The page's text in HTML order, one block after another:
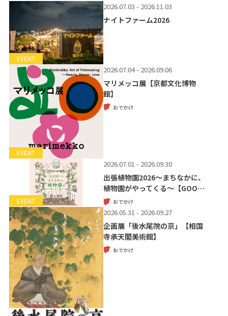
EVENT
2026.07.03 - 2026.11.03
ナイトファーム2026
EVENT
2026.07.04 - 2026.09.06
マリメッコ展【京都文化博物
館】
おでかけ
EVENT
2026.07.01 - 2026.09.30
出張植物園2026～まちなかに、
植物園がやってくる～【GOO…
おでかけ
2026.05.31 - 2026.09.27
企画展「後水尾院の京」【相国
寺承天閣美術館】
おでかけ